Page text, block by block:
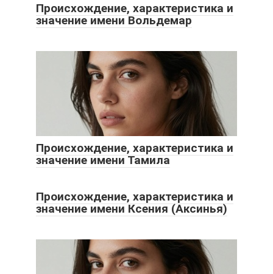
Происхождение, характеристика и
значение имени Вольдемар
Происхождение, характеристика и
значение имени Тамила
Происхождение, характеристика и
значение имени Ксения (Аксинья)